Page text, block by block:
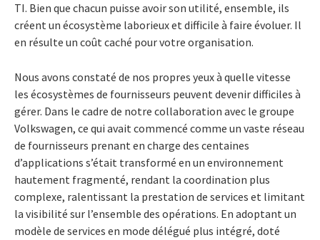
TI. Bien que chacun puisse avoir son utilité, ensemble, ils
créent un écosystème laborieux et difficile à faire évoluer. Il
en résulte un coût caché pour votre organisation.
Nous avons constaté de nos propres yeux à quelle vitesse
les écosystèmes de fournisseurs peuvent devenir difficiles à
gérer. Dans le cadre de notre collaboration avec le groupe
Volkswagen, ce qui avait commencé comme un vaste réseau
de fournisseurs prenant en charge des centaines
d’applications s’était transformé en un environnement
hautement fragmenté, rendant la coordination plus
complexe, ralentissant la prestation de services et limitant
la visibilité sur l’ensemble des opérations. En adoptant un
modèle de services en mode délégué plus intégré, doté